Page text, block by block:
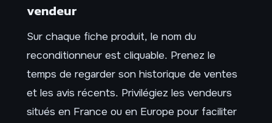
vendeur
Sur chaque fiche produit, le nom du
reconditionneur est cliquable. Prenez le
temps de regarder son historique de ventes
et les avis récents. Privilégiez les vendeurs
situés en France ou en Europe pour faciliter